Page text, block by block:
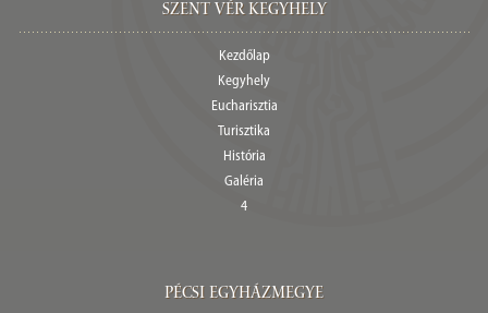
Szent Vér Kegyhely
Kezdőlap
Kegyhely
Eucharisztia
Turisztika
História
Galéria
4
Pécsi egyházmegye